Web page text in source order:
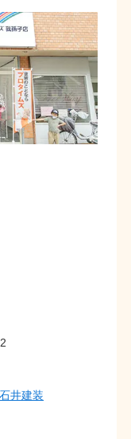
2
井建装